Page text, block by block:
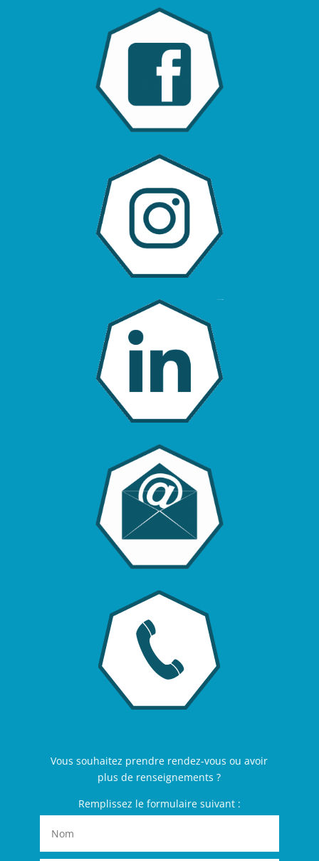
Vous souhaitez prendre rendez-vous ou avoir
plus de renseignements ?
Remplissez le formulaire suivant :